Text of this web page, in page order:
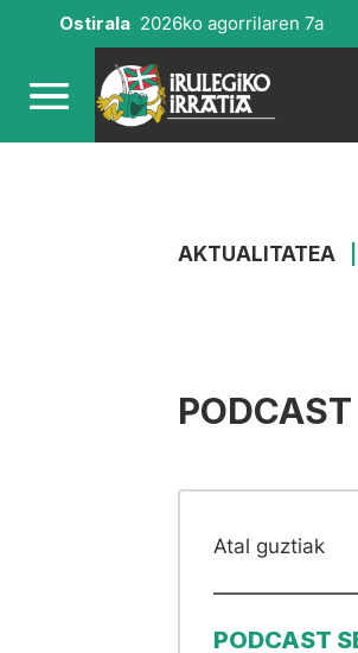
Ostirala 2026ko agorrilaren 7a
AKTUALITATEA
PODCAST
Atal guztiak
PODCAST